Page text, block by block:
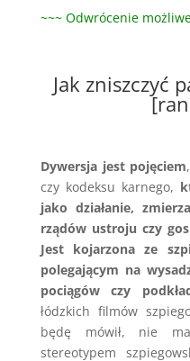
~~~ Odwrócenie
Jak zniszczyć
Dywersja jest pojęciem
czy kodeksu karnego,
jako działanie,
rządów ustroju czy
Jest kojarzona ze
polegającym na
pociągów czy
łódzkich filmów
będę mówił, nie
stereotypem